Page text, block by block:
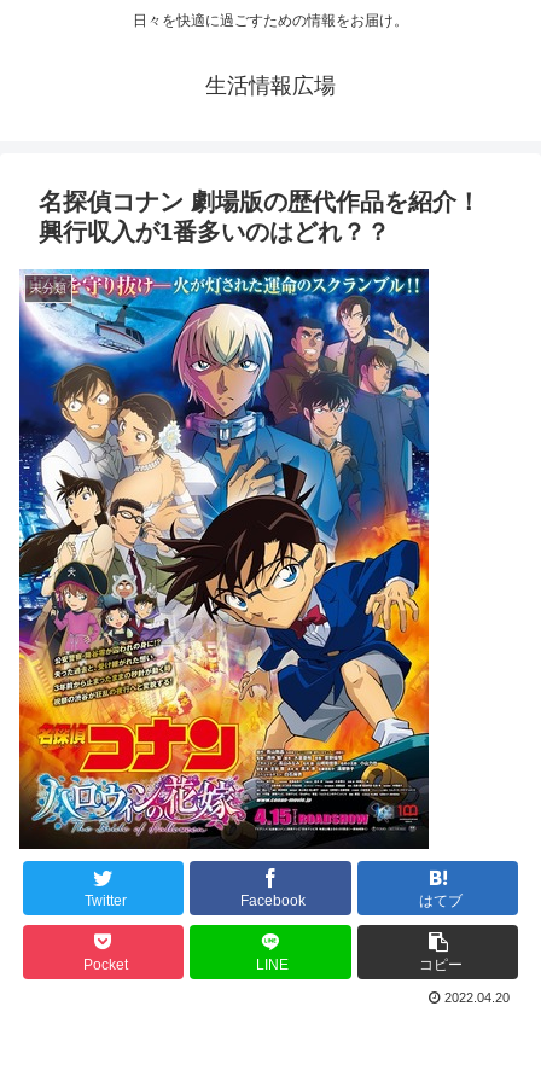
日々を快適に過ごすための情報をお届け。
生活情報広場
名探偵コナン 劇場版の歴代作品を紹介！
興行収入が1番多いのはどれ？？
未分類
Twitter Facebook はてブ
Pocket LINE コピー
2022.04.20